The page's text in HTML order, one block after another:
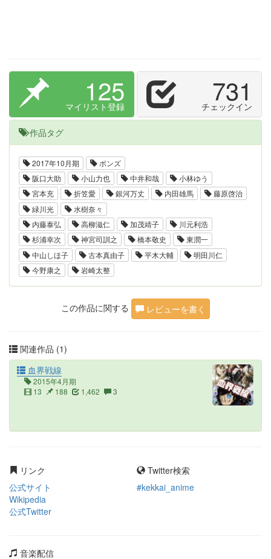
125
マイリスト登録 731
チェックイン
作品タグ
2017年10月期
ボンズ
阪口大助
小山力也 中井和哉
小林ゆう
宮本充
折笠愛 銀河万丈 内田雄馬
藤原啓治
緑川光
水樹奈々
内藤泰弘
高柳滋仁 加茂靖子
川元利浩
杉浦幸次
神宮司訓之 橋本敬史
東潤一
中山しほ子
古本真由子 平木大輔
明田川仁
今野康之
岩崎太整
この作品に関する レビューを書く
関連作品 (1)
血界戦線
2015年4月期
13
188 1,462 3
リンク
公式サイト
Wikipedia
公式Twitter
Twitter検索
#kekkai_anime
音楽配信